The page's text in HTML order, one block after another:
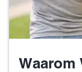
Waarom